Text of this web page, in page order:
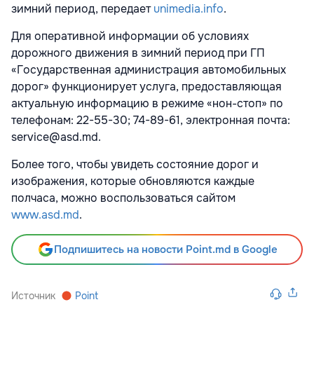
зимний период, передаетunimedia.info.
Для оперативной информации об условиях
дорожного движения в зимний период при ГП
«Государственная администрация автомобильных
дорог» функционирует услуга, предоставляющая
актуальную информацию в режиме «нон-стоп» по
телефонам: 22-55-30; 74-89-61, электронная почта:
service@asd.md.
Более того, чтобы увидеть состояние дорог и
изображения, которые обновляются каждые
полчаса, можно воспользоваться сайтом
www.asd.md.
Подпишитесь на новости Point.md в Google
Источник Point